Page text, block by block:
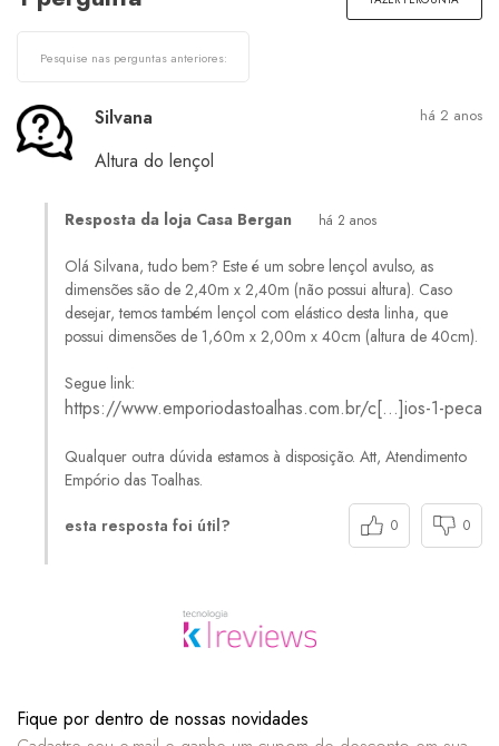
Silvana há 2 anos
Altura do lençol
Resposta da loja Casa Bergan há 2 anos
Olá Silvana, tudo bem? Este é um sobre lençol avulso, as
dimensões são de 2,40m x 2,40m (não possui altura). Caso
desejar, temos também lençol com elástico desta linha, que
possui dimensões de 1,60m x 2,00m x 40cm (altura de 40cm).
Segue link:
https://www.emporiodastoalhas.com.br/c[…]ios-1-peca
Qualquer outra dúvida estamos à disposição. Att, Atendimento
Empório das Toalhas.
esta resposta foi útil? 0 0
Fique por dentro de nossas novidades